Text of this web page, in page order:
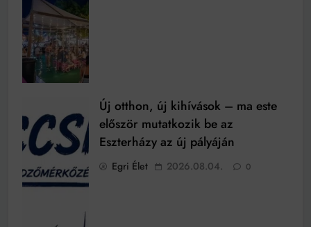
Új otthon, új kihívások – ma este
először mutatkozik be az
Eszterházy az új pályáján
Egri Élet 2026.08.04. 0